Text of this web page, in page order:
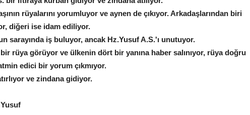
rüyalarını yorumluyor ve aynen de çıkıyor. Arkadaşlarından biri
diğeri ise idam ediliyor.
sarayında iş buluyor, ancak Hz.Yusuf A.S.'ı unutuyor.
rüya görüyor ve ülkenin dört bir yanına haber salınıyor, rüya doğru
edici bir yorum çıkmıyor.
ve zindana gidiyor.